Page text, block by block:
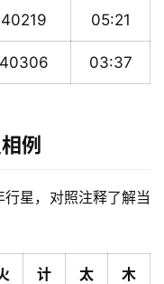
05:21
03:37
例
星，对照注释了解当
计
太
木